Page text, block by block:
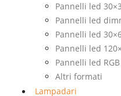
Pannelli led
Pannelli led
Pannelli led
Pannelli led
Pannelli led RGB
Altri formati
Lampadari